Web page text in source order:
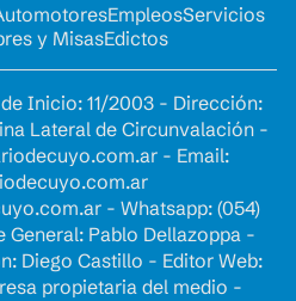
EmpleosServicios
y MisasEdictos
Inicio: 11/2003 - Dirección:
Lateral de Circunvalación -
- Email:
- Whatsapp: (054)
General: Pablo Dellazoppa -
Diego Castillo - Editor Web:
propietaria del medio -